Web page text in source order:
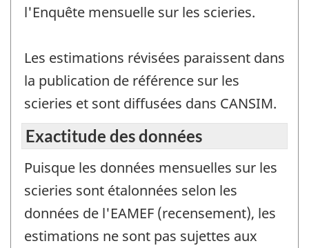
l'Enquête mensuelle sur les scieries.
Les estimations révisées paraissent dans
la publication de référence sur les
scieries et sont diffusées dans CANSIM.
Exactitude des données
Puisque les données mensuelles sur les
scieries sont étalonnées selon les
données de l'EAMEF (recensement), les
estimations ne sont pas sujettes aux